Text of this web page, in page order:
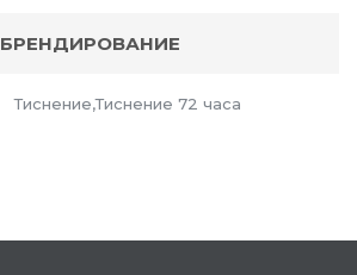
БРЕНДИРОВАНИЕ
Тиснение,Тиснение 72 часа